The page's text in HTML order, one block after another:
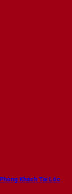
Khách Tài Lộc